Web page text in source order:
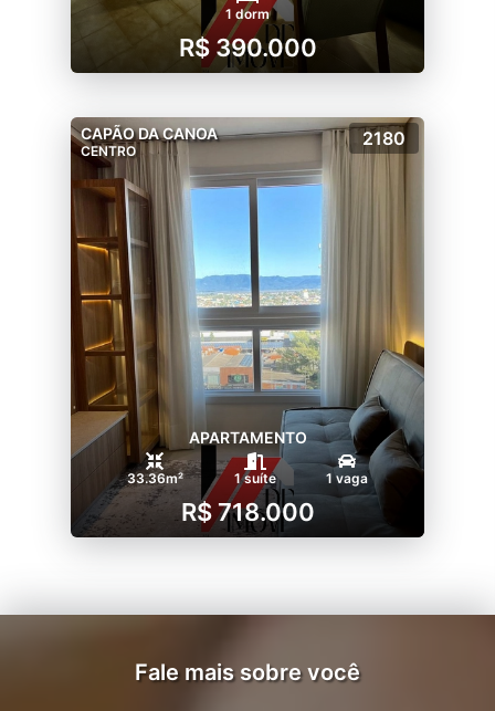
1 dorm
R$ 390.000
CAPÃO DA CANOA
CENTRO
2180
APARTAMENTO
33.36m² 1 suíte 1 vaga
R$ 718.000
Fale mais sobre você